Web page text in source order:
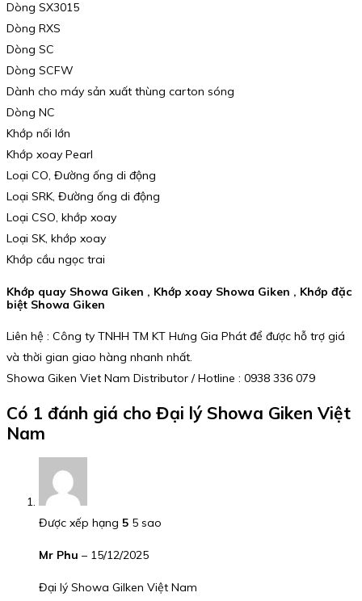
Dòng SX3015
Dòng RXS
Dòng SC
Dòng SCFW
Dành cho máy sản xuất thùng carton sóng
Dòng NC
Khớp nối lớn
Khớp xoay Pearl
Loại CO, Đường ống di động
Loại SRK, Đường ống di động
Loại CSO, khớp xoay
Loại SK, khớp xoay
Khớp cầu ngọc trai
Khớp quay Showa Giken , Khớp xoay Showa Giken , Khớp đặc
biệt Showa Giken
Liên hệ : Công ty TNHH TM KT Hưng Gia Phát để được hỗ trợ giá
và thời gian giao hàng nhanh nhất.
Showa Giken Viet Nam Distributor / Hotline : 0938 336 079
Có 1 đánh giá cho Đại lý Showa Giken Việt
Nam
Được xếp hạng 5 5 sao
Mr Phu – 15/12/2025
Đại lý Showa Gilken Việt Nam